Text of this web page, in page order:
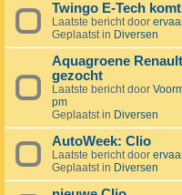
Twingo E-Tech
Laatste bericht door
Geplaatst in Diversen
Aquagroene
gezocht
Laatste bericht door
pm
Geplaatst in Diversen
AutoWeek: Clio
Laatste bericht door
Geplaatst in Diversen